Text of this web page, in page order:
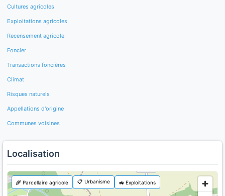
Cultures agricoles
Exploitations agricoles
Recensement agricole
Foncier
Transactions foncières
Climat
Risques naturels
Appellations d'origine
Communes voisines
Localisation
🌾 Parcellaire agricole 📋 Urbanisme 🚜 Exploitations